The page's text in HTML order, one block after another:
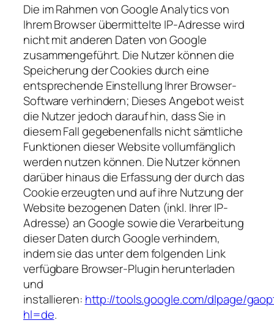
Die im Rahmen von Google Analytics von
Ihrem Browser übermittelte IP-Adresse wird
nicht mit anderen Daten von Google
zusammengeführt. Die Nutzer können die
Speicherung der Cookies durch eine
entsprechende Einstellung Ihrer Browser-
Software verhindern; Dieses Angebot weist
die Nutzer jedoch darauf hin, dass Sie in
diesem Fall gegebenenfalls nicht sämtliche
Funktionen dieser Website vollumfänglich
werden nutzen können. Die Nutzer können
darüber hinaus die Erfassung der durch das
Cookie erzeugten und auf ihre Nutzung der
Website bezogenen Daten (inkl. Ihrer IP-
Adresse) an Google sowie die Verarbeitung
dieser Daten durch Google verhindern,
indem sie das unter dem folgenden Link
verfügbare Browser-Plugin herunterladen
und
installieren: http://tools.google.com/dlpage/
hl=de.